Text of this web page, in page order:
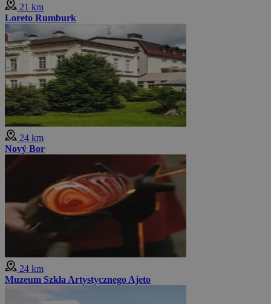
21 km
Loreto Rumburk
24 km
Nový Bor
24 km
Muzeum Szkła Artystycznego Ajeto